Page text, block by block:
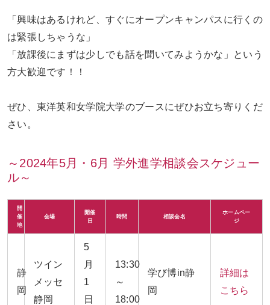
「興味はあるけれど、すぐにオープンキャンパスに行くの
は緊張しちゃうな」
「放課後にまずは少しでも話を聞いてみようかな」という
方大歓迎です！！
ぜひ、東洋英和女学院大学のブースにぜひお立ち寄りくだ
さい。
～2024年5月・6月 学外進学相談会スケジュー
ル～
開
催
地
会場
開催
日
時間 相談会名
ホームペー
ジ
静
岡
ツイン
メッセ
静岡
5
月
1
日
13:30
～
18:00
学び博in静
岡
詳細は
こちら